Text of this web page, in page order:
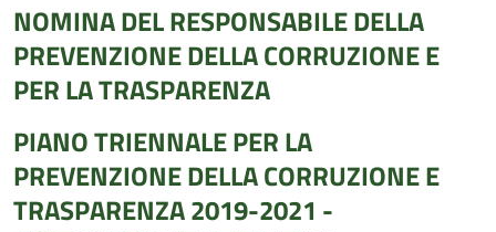
NOMINA DEL RESPONSABILE DELLA
PREVENZIONE DELLA CORRUZIONE E
PER LA TRASPARENZA
PIANO TRIENNALE PER LA
PREVENZIONE DELLA CORRUZIONE E
TRASPARENZA 2019-2021 -